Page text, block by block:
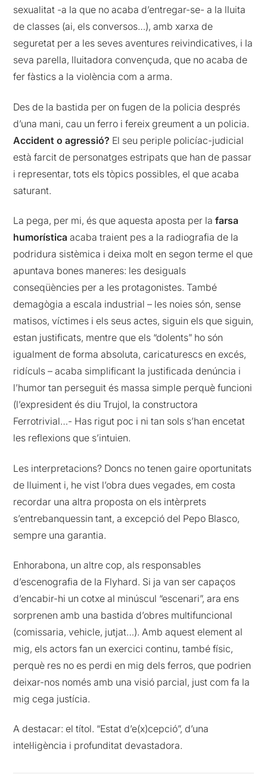
sexualitat -a la que no acaba d’entregar-se- a la lluita
de classes (ai, els conversos…), amb xarxa de
seguretat per a les seves aventures reivindicatives, i la
seva parella, lluitadora convençuda, que no acaba de
fer fàstics a la violència com a arma.
Des de la bastida per on fugen de la policia després
d’una mani, cau un ferro i fereix greument a un policia.
Accident o agressió? El seu periple policíac-judicial
està farcit de personatges estripats que han de passar
i representar, tots els tòpics possibles, el que acaba
saturant.
La pega, per mi, és que aquesta aposta per lafarsa
humorística acaba traient pes a la radiografia de la
podridura sistèmica i deixa molt en segon terme el que
apuntava bones maneres: les desiguals
conseqüències per a les protagonistes. També
demagògia a escala industrial – les noies són, sense
matisos, víctimes i els seus actes, siguin els que siguin,
estan justificats, mentre que els “dolents” ho són
igualment de forma absoluta, caricaturescs en excés,
ridículs – acaba simplificant la justificada denúncia i
l’humor tan perseguit és massa simple perquè funcioni
(l’expresident és diu Trujol, la constructora
Ferrotrivial…- Has rigut poc i ni tan sols s’han encetat
les reflexions que s’intuien.
Les interpretacions? Doncs no tenen gaire oportunitats
de lluiment i, he vist l’obra dues vegades, em costa
recordar una altra proposta on els intèrprets
s’entrebanquessin tant, a excepció del Pepo Blasco,
sempre una garantia.
Enhorabona, un altre cop, als responsables
d’escenografia de la Flyhard. Si ja van ser capaços
d’encabir-hi un cotxe al minúscul “escenari”, ara ens
sorprenen amb una bastida d’obres multifuncional
(comissaria, vehicle, jutjat…). Amb aquest element al
mig, els actors fan un exercici continu, també físic,
perquè res no es perdi en mig dels ferros, que podrien
deixar-nos només amb una visió parcial, just com fa la
mig cega justícia.
A destacar: el títol. “Estat d’e(x)cepció”, d’una
intel·ligència i profunditat devastadora.